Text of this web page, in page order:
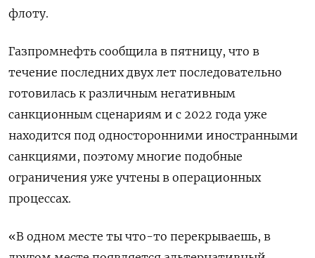
флоту.
Газпромнефть сообщила в пятницу, что в
течение последних двух лет последовательно
готовилась к различным негативным
санкционным сценариям и с 2022 года уже
находится под односторонними иностранными
санкциями, поэтому многие подобные
ограничения уже учтены в операционных
процессах.
«В одном месте ты что-то перекрываешь, в